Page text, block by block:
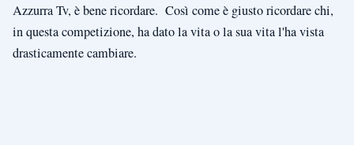
Azzurra Tv, è bene ricordare. Così come è giusto ricordare chi,
in questa competizione, ha dato la vita o la sua vita l'ha vista
drasticamente cambiare.